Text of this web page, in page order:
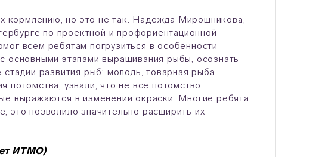
кормлению, но это не так. Надежда Мирошникова,
по проектной и профориентационной
всем ребятам погрузиться в особенности
основными этапами выращивания рыбы, осознать
развития рыб: молодь, товарная рыба,
потомства, узнали, что не все потомство
выражаются в изменении окраски. Многие ребята
это позволило значительно расширить их
ИТМО)